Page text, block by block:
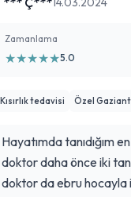
Zamanlama
★★★★★5.0
Kısırlık tedavisi Özel
Hayatımda tanıdığım
doktor daha önce iki
doktor da ebru hocayla